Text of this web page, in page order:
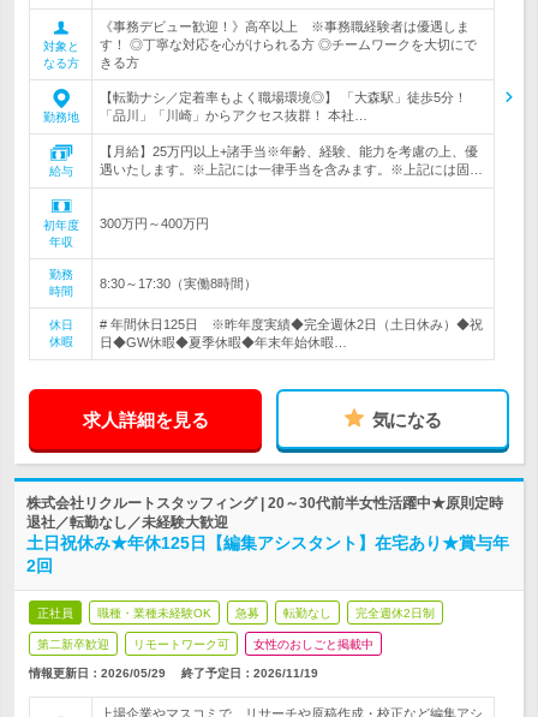
対象と
なる方
《事務デビュー歓迎！》高卒以上 ※事務職経験者は優遇しま
す！ ◎丁寧な対応を心がけられる方 ◎チームワークを大切にで
きる方
勤務地
【転勤ナシ／定着率もよく職場環境◎】 「大森駅」徒歩5分！
「品川」「川崎」からアクセス抜群！ 本社…
給与
【月給】25万円以上+諸手当※年齢、経験、能力を考慮の上、優
遇いたします。※上記には一律手当を含みます。※上記には固…
初年度
年収
300万円～400万円
勤務
時間
8:30～17:30（実働8時間）
休日
休暇
# 年間休日125日 ※昨年度実績◆完全週休2日（土日休み）◆祝
日◆GW休暇◆夏季休暇◆年末年始休暇…
求人詳細を見る 気になる
株式会社リクルートスタッフィング | 20～30代前半女性活躍中★原則定時
退社／転勤なし／未経験大歓迎
土日祝休み★年休125日【編集アシスタント】在宅あり★賞与年
2回
正社員 職種・業種未経験OK 急募 転勤なし 完全週休2日制
第二新卒歓迎 リモートワーク可 女性のおしごと掲載中
情報更新日：2026/05/29 終了予定日： 2026/11/19
上場企業やマスコミで、リサーチや原稿作成・校正など編集アシ